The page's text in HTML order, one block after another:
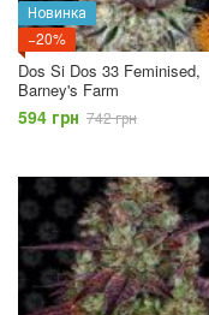
Новинка
−20%
Dos Si Dos 33 Feminised,
Barney's Farm
594 грн 742 грн